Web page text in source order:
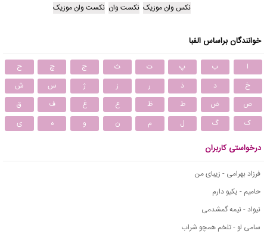
نکس وان موزیک نکست وان نکست وان موزیک
خوانندگان براساس الفبا
ا ب پ ت ث ج چ
ح
خ
د ذ ر ز ژ س
ش
ص
ض ط ظ ع غ ف
ق
ک
گ ل م ن و ه ی
درخواستی کاربران
فرزاد بهرامی - زیبای من
حامیم - یکیو دارم
نیواد - نیمه گمشدمی
سامی لو - تلخم همچو شراب